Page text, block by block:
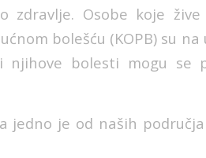
zdravlje. Osobe koje
bolešću (KOPB) su
njihove bolesti mogu se
jedno je od naših